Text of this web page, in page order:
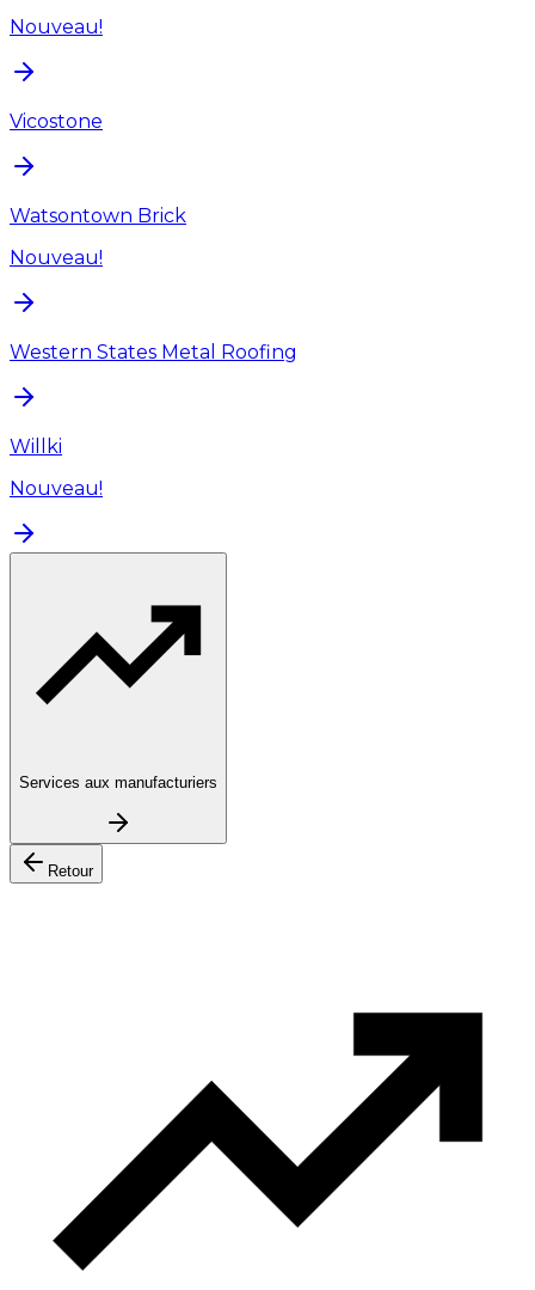
Nouveau!
Vicostone
Watsontown Brick
Nouveau!
Western States Metal Roofing
Willki
Nouveau!
Services aux manufacturiers
Retour